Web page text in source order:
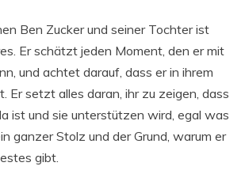
Ben Zucker und seiner Tochter ist
Er schätzt jeden Moment, den er mit
und achtet darauf, dass er in ihrem
Er setzt alles daran, ihr zu zeigen, dass
ist und sie unterstützen wird, egal was
ganzer Stolz und der Grund, warum er
gibt.